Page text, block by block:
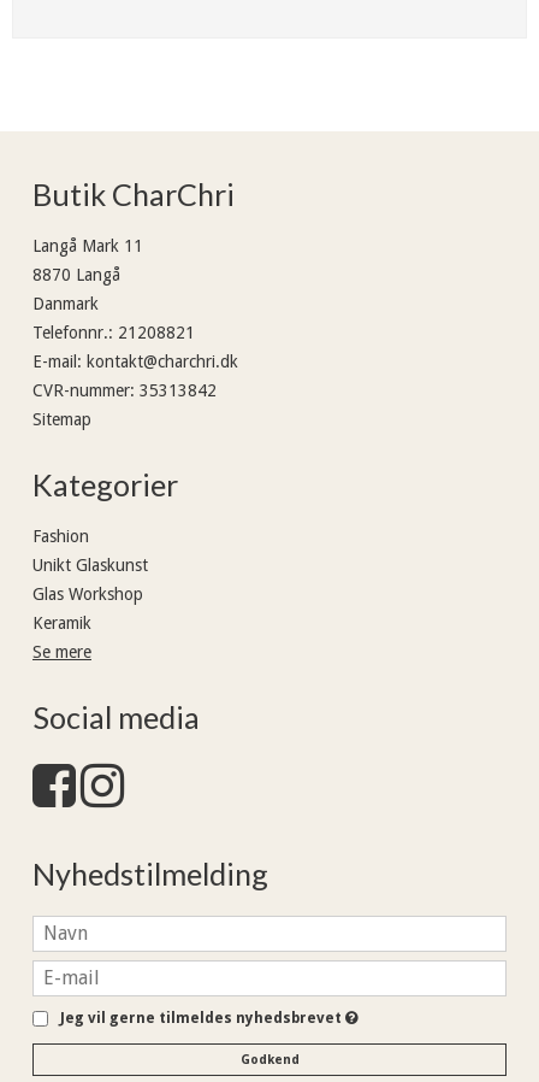
Butik CharChri
Langå Mark 11
8870 Langå
Danmark
Telefonnr.: 21208821
E-mail : kontakt@charchri.dk
CVR-nummer: 35313842
Sitemap
Kategorier
Fashion
Unikt Glaskunst
Glas Workshop
Keramik
Se mere
Social media
Nyhedstilmelding
Jeg vil gerne tilmeldes nyhedsbrevet
Godkend